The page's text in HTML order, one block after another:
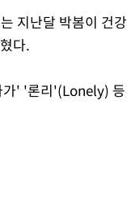
지난달 박봄이 건강
다.
가' '론리'(Lonely) 등